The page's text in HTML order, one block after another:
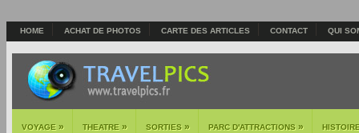
HOME ACHAT DE PHOTOS CARTE DES ARTICLES CONTACT QUI
VOYAGE » THEATRE » SORTIES » PARC D'ATTRACTIONS »